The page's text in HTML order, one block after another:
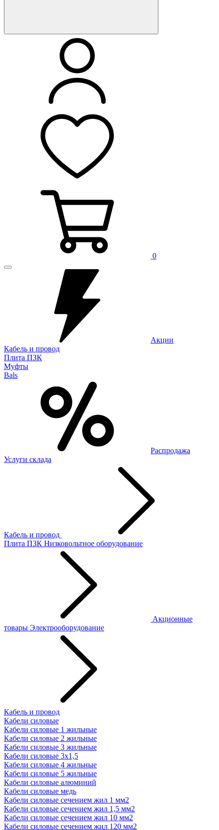
0
Акции
Кабель и провод
Плита ПЗК
Муфты
Bals
Распродажа
Услуги склада
Кабель и провод
Плита ПЗК Низковольтное оборудование
Акционные
товары Электрооборудование
Кабель и провод
Кабели силовые
Кабели силовые 1 жильные
Кабели силовые 2 жильные
Кабели силовые 3 жильные
Кабели силовые 3х1,5
Кабели силовые 4 жильные
Кабели силовые 5 жильные
Кабели силовые алюминий
Кабели силовые медь
Кабели силовые сечением жил 1 мм2
Кабели силовые сечением жил 1,5 мм2
Кабели силовые сечением жил 10 мм2
Кабели силовые сечением жил 120 мм2